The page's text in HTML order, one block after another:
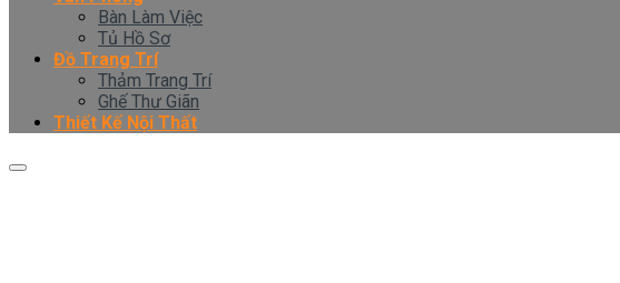
Bàn Làm Việc
Tủ Hồ Sơ
Đồ Trang Trí
Thảm Trang Trí
Ghế Thư Giãn
Thiết Kế Nội Thất